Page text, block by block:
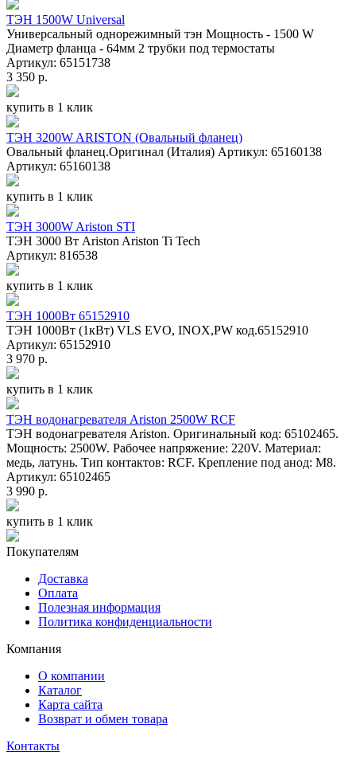
ТЭН 1500W Universal
Универсальный однорежимный тэн Мощность - 1500 W
Диаметр фланца - 64мм 2 трубки под термостаты
Артикул: 65151738
3 350 р.
купить в 1 клик
ТЭН 3200W ARISTON (Овальный фланец)
Овальный фланец.Оригинал (Италия) Артикул: 65160138
Артикул: 65160138
купить в 1 клик
ТЭН 3000W Ariston STI
ТЭН 3000 Вт Ariston Ariston Ti Tech
Артикул: 816538
купить в 1 клик
ТЭН 1000Вт 65152910
ТЭН 1000Вт (1кВт) VLS EVO, INOX,PW код.65152910
Артикул: 65152910
3 970 р.
купить в 1 клик
ТЭН водонагревателя Ariston 2500W RCF
ТЭН водонагревателя Ariston. Оригинальный код: 65102465.
Мощность: 2500W. Рабочее напряжение: 220V. Материал:
медь, латунь. Тип контактов: RCF. Крепление под анод: М8.
Артикул: 65102465
3 990 р.
купить в 1 клик
Покупателям
Доставка
Оплата
Полезная информация
Политика конфиденциальности
Компания
О компании
Каталог
Карта сайта
Возврат и обмен товара
Контакты